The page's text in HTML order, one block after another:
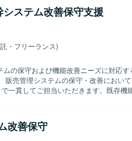
に業務を推進していただける方を求め
に応じて柔軟に立ち回れる方が望ましいで
トまで上流から下流まで一貫して関わ
系システム開発のスキルをさらに高め
とで、ドメイン知識や設計力を広く身
境となります。
システム改善保守支援
・フリーランス)
ムの保守および機能改善ニーズに対応
一貫してご担当いただきます。既存機
基幹系システムの保守・改善を通じて
改善保守